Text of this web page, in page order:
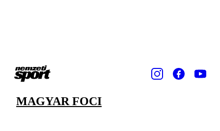
MAGYAR FOCI